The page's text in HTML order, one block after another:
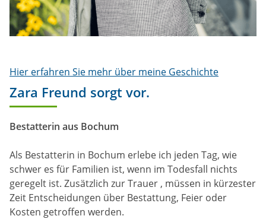
Hier erfahren Sie mehr über meine Geschichte
Zara Freund sorgt vor.
Bestatterin aus Bochum
Als Bestatterin in Bochum erlebe ich jeden Tag, wie
schwer es für Familien ist, wenn im Todesfall nichts
geregelt ist. Zusätzlich zur Trauer , müssen in kürzester
Zeit Entscheidungen über Bestattung, Feier oder
Kosten getroffen werden.